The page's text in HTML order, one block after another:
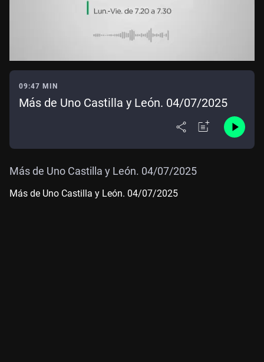
09:47 MIN
Más de Uno Castilla y León. 04/07/2025
Más de Uno Castilla y León. 04/07/2025
Más de Uno Castilla y León. 04/07/2025